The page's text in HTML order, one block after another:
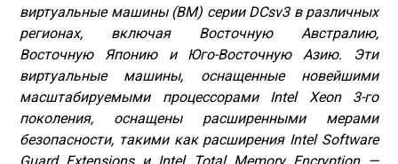
виртуальные машины (ВМ) серии DCsv3 в различных
регионах, включая Восточную Австралию,
Восточную Японию и Юго-Восточную Азию. Эти
виртуальные машины, оснащенные новейшими
масштабируемыми процессорами Intel Xeon 3-го
поколения, оснащены расширенными мерами
безопасности, такими как расширения Intel Software